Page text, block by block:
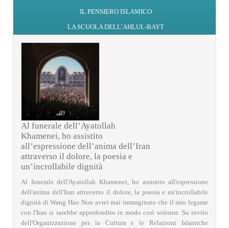
IL PENSIERO ISLAMICO
LA SCUOLA DELL’AHLUL-BAYT
Al funerale dell’Ayatollah
Khamenei, ho assistito
all’espressione dell’anima dell’Iran
attraverso il dolore, la poesia e
un’incrollabile dignità
Al funerale dell'Ayatollah Khamenei, ho assistito all'espressione
dell'anima dell'Iran attraverso il dolore, la poesia e un'incrollabile
dignità di Wang Hao Non avrei mai immaginato che il mio legame
con l'Iran si sarebbe approfondito in modo così solenne. Su invito
dell'Organizzazione per la Cultura e le Relazioni Islamiche